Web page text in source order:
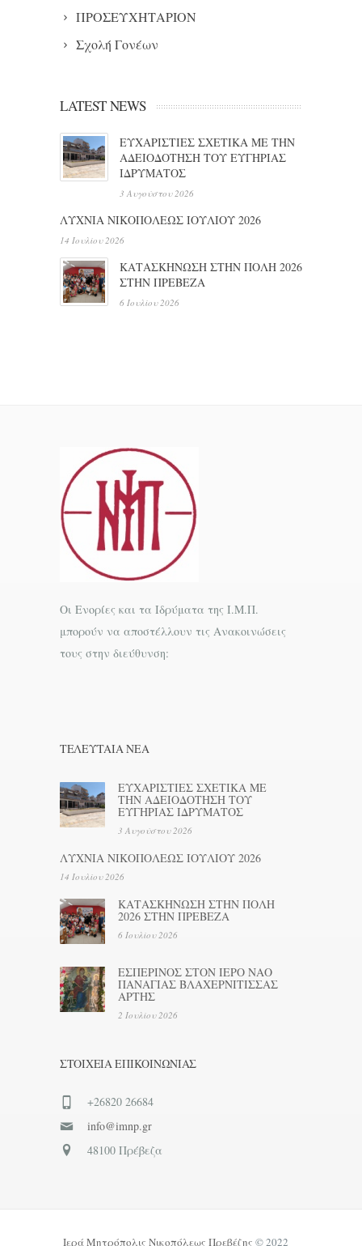
ΠΡΟΣΕΥΧΗΤΑΡΙΟΝ
Σχολή Γονέων
LATEST NEWS
ΕΥΧΑΡΙΣΤΙΕΣ ΣΧΕΤΙΚΑ ΜΕ ΤΗΝ
ΑΔΕΙΟΔΟΤΗΣΗ ΤΟΥ ΕΥΓΗΡΙΑΣ
ΙΔΡΥΜΑΤΟΣ
3 Αυγούστου 2026
ΛΥΧΝΙΑ ΝΙΚΟΠΟΛΕΩΣ ΙΟΥΛΙΟΥ 2026
14 Ιουλίου 2026
ΚΑΤΑΣΚΗΝΩΣΗ ΣΤΗΝ ΠΟΛΗ 2026
ΣΤΗΝ ΠΡΕΒΕΖΑ
6 Ιουλίου 2026
Οι Ενορίες και τα Ιδρύματα της Ι.Μ.Π.
μπορούν να αποστέλλουν τις Ανακοινώσεις
τους στην διεύθυνση:
ΤΕΛΕΥΤΑΊΑ ΝΕΑ
ΕΥΧΑΡΙΣΤΙΕΣ ΣΧΕΤΙΚΑ ΜΕ
ΤΗΝ ΑΔΕΙΟΔΟΤΗΣΗ ΤΟΥ
ΕΥΓΗΡΙΑΣ ΙΔΡΥΜΑΤΟΣ
3 Αυγούστου 2026
ΛΥΧΝΙΑ ΝΙΚΟΠΟΛΕΩΣ ΙΟΥΛΙΟΥ 2026
14 Ιουλίου 2026
ΚΑΤΑΣΚΗΝΩΣΗ ΣΤΗΝ ΠΟΛΗ
2026 ΣΤΗΝ ΠΡΕΒΕΖΑ
6 Ιουλίου 2026
ΕΣΠΕΡΙΝΟΣ ΣΤΟΝ ΙΕΡΟ ΝΑΟ
ΠΑΝΑΓΙΑΣ ΒΛΑΧΕΡΝΙΤΙΣΣΑΣ
ΑΡΤΗΣ
2 Ιουλίου 2026
ΣΤΟΙΧΕΊΑ ΕΠΙΚΟΙΝΩΝΊΑΣ
+26820 26684
info@imnp.gr
48100 Πρέβεζα
Ιερά Μητρόπολις Νικοπόλεως Πρεβέζης © 2022